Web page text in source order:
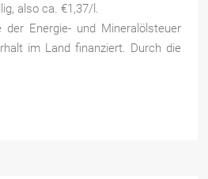
also ca. €1,37/l.
Energie- und Mineralölsteuer
im Land finanziert. Durch die